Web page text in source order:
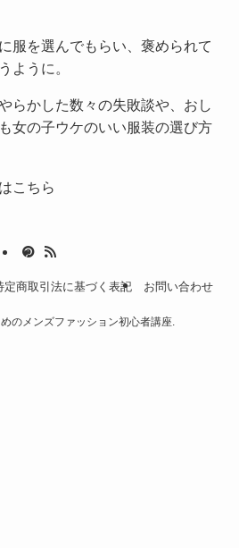
服を選んでもらい、褒められて
ように。
らかした数々の失敗談や、おし
女の子ウケのいい服装の選び方
こちら
定商取引法に基づく表記 お問い合わせ
のメンズファッション初心者講座.